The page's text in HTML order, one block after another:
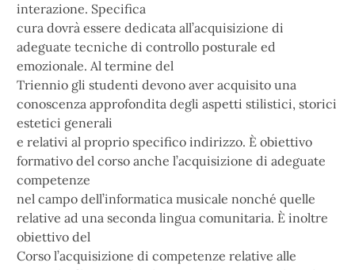
interazione. Specifica
cura dovrà essere dedicata all’acquisizione di
adeguate tecniche di controllo posturale ed
emozionale. Al termine del
Triennio gli studenti devono aver acquisito una
conoscenza approfondita degli aspetti stilistici, storici
estetici generali
e relativi al proprio specifico indirizzo. È obiettivo
formativo del corso anche l’acquisizione di adeguate
competenze
nel campo dell’informatica musicale nonché quelle
relative ad una seconda lingua comunitaria. È inoltre
obiettivo del
Corso l’acquisizione di competenze relative alle